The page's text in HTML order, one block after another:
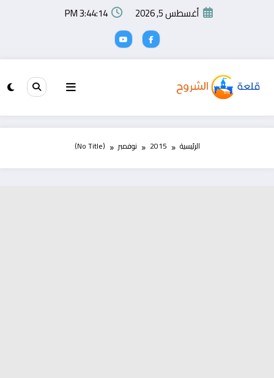
أغسطس 5, 2026 3:44:14 PM
الرئيسية 2015 نوفمبر (No Title)